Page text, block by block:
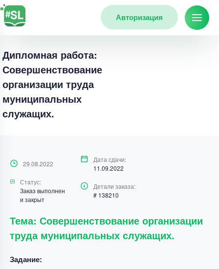
Авторизация
Дипломная работа:
Совершенствование
организации труда
муниципальных
служащих.
29.08.2022
Дата сдачи:
11.09.2022
Статус:
Заказ выполнен
и закрыт
Детали заказа:
# 138210
Тема: Совершенствование организации
труда муниципальных служащих.
Задание: